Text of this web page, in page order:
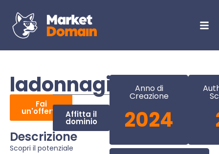
ladonnagiusta.it
Fai
un'offerta Affitta il
dominio
Descrizione
Scopri il potenziale
Anno di
Creazione
2024